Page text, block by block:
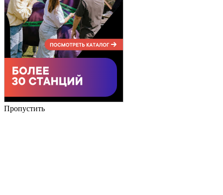
Пропустить